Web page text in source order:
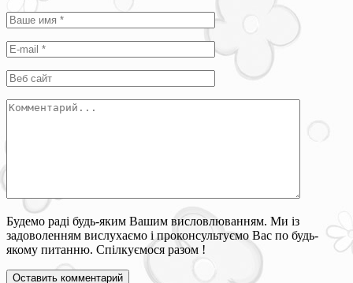
Будемо раді будь-яким Вашим висловлюванням. Ми із
задоволенням вислухаємо і проконсультуємо Вас по будь-
якому питанню. Спілкуємося разом !